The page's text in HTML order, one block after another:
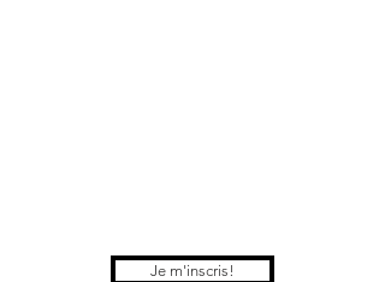
Je m'inscris!